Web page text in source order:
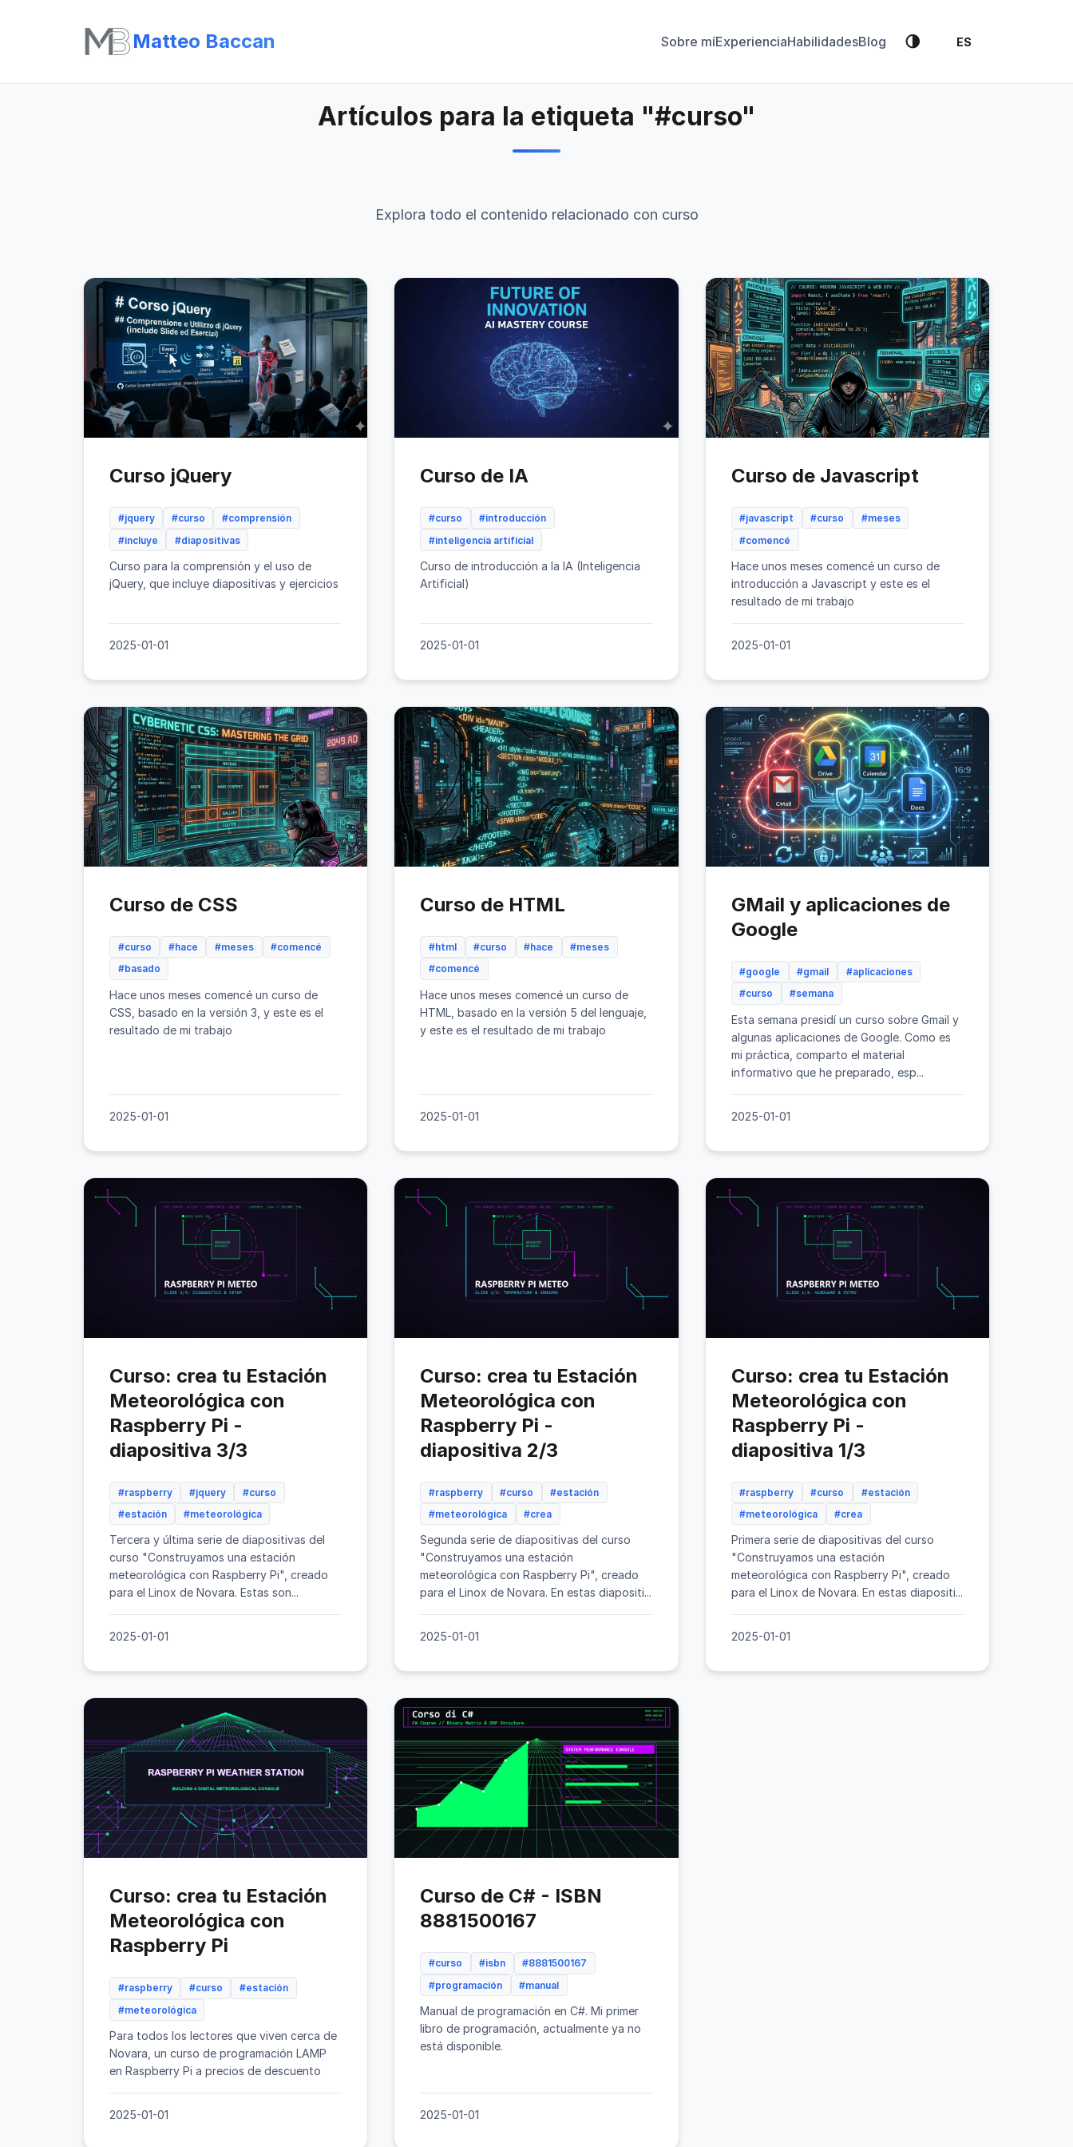
Matteo Baccan Sobre míExperienciaHabilidadesBlog 🌗 ES
Artículos para la etiqueta "#curso"
Explora todo el contenido relacionado con curso
Curso jQuery
#jquery #curso
#comprensión
#incluye
#diapositivas
Curso para la comprensión y el uso de
jQuery, que incluye diapositivas y ejercicios
2025-01-01
Curso de IA
#curso
#introducción
#inteligencia artificial
Curso de introducción a la IA (Inteligencia
Artificial)
2025-01-01
Curso de Javascript
#javascript #curso
#meses
#comencé
Hace unos meses comencé un curso de
introducción a Javascript y este es el
resultado de mi trabajo
2025-01-01
Curso de CSS
#curso #hace #meses
#comencé
#basado
Hace unos meses comencé un curso de
CSS, basado en la versión 3, y este es el
resultado de mi trabajo
2025-01-01
Curso de HTML
#html #curso #hace
#meses
#comencé
Hace unos meses comencé un curso de
HTML, basado en la versión 5 del lenguaje,
y este es el resultado de mi trabajo
2025-01-01
GMail y aplicaciones de
Google
#google #gmail
#aplicaciones
#curso
#semana
Esta semana presidí un curso sobre Gmail y
algunas aplicaciones de Google. Como es
mi práctica, comparto el material
informativo que he preparado, esp...
2025-01-01
Curso: crea tu Estación
Meteorológica con
Raspberry Pi -
diapositiva 3/3
#raspberry #jquery
#curso
#estación
#meteorológica
Tercera y última serie de diapositivas del
curso "Construyamos una estación
meteorológica con Raspberry Pi", creado
para el Linox de Novara. Estas son...
2025-01-01
Curso: crea tu Estación
Meteorológica con
Raspberry Pi -
diapositiva 2/3
#raspberry #curso
#estación
#meteorológica
#crea
Segunda serie de diapositivas del curso
"Construyamos una estación
meteorológica con Raspberry Pi", creado
para el Linox de Novara. En estas diapositi...
2025-01-01
Curso: crea tu Estación
Meteorológica con
Raspberry Pi -
diapositiva 1/3
#raspberry #curso
#estación
#meteorológica
#crea
Primera serie de diapositivas del curso
"Construyamos una estación
meteorológica con Raspberry Pi", creado
para el Linox de Novara. En estas diapositi...
2025-01-01
Curso: crea tu Estación
Meteorológica con
Raspberry Pi
#raspberry #curso
#estación
#meteorológica
Para todos los lectores que viven cerca de
Novara, un curso de programación LAMP
en Raspberry Pi a precios de descuento
2025-01-01
Curso de C# - ISBN
8881500167
#curso #isbn
#8881500167
#programación
#manual
Manual de programación en C#. Mi primer
libro de programación, actualmente ya no
está disponible.
2025-01-01